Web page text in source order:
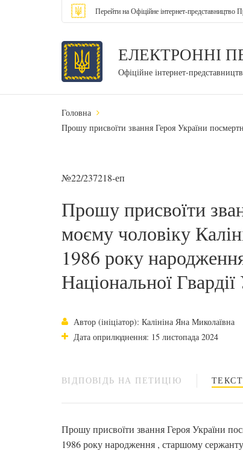
Перейти на Офіційне інтернет-представництво
ЕЛЕКТРОННІ
Офіційне інтернет-
Головна
Прошу присвоїти звання Героя України
№22/237218-еп
Прошу присвоїти
моєму чоловіку
1986 року
Національної
Автор (ініціатор): Калініна Яна Миколаївна
Дата оприлюднення: 15 листопада 2024
ВІДПОВІДЬ НА ПЕТИЦІЮ
Прошу присвоїти звання Героя України
1986 року народження , старшому сержанту